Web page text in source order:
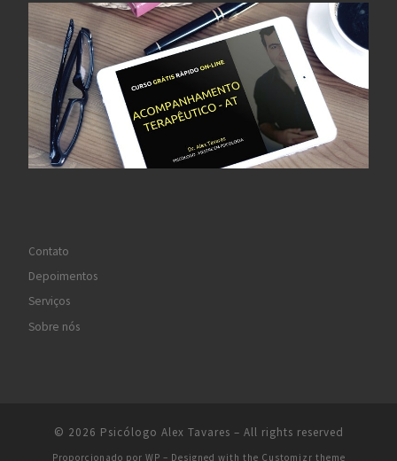
Contato
Depoimentos
Serviços
Sobre nós
© 2026 Psicólogo Alex Tavares – All rights reserved
Proporcionado por WP – Designed with the Customizr theme